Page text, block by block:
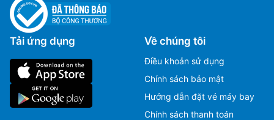
Tải ứng dụng Về chúng tôi
Điều khoản sử dụng
Chính sách bảo mật
Hướng dẫn đặt vé máy bay
Chính sách thanh toán